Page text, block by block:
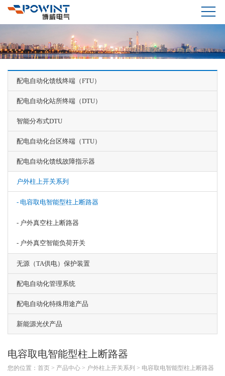
配电自动化馈线终端（FTU）
配电自动化站所终端（DTU）
智能分布式DTU
配电自动化台区终端（TTU）
配电自动化馈线故障指示器
户外柱上开关系列
- 电容取电智能型柱上断路器
- 户外真空柱上断路器
- 户外真空智能负荷开关
无源（TA供电）保护装置
配电自动化管理系统
配电自动化特殊用途产品
新能源光伏产品
电容取电智能型柱上断路器
您的位置： 首页 > 产品中心 > 户外柱上开关系列 > 电容取电智能型柱上断路器